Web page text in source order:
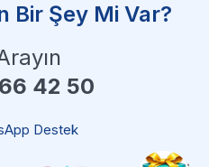
Bir Şey Mi Var?
42 50
Destek